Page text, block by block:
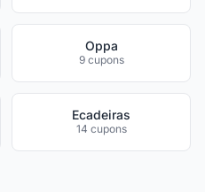
Oppa
9 cupons
Ecadeiras
14 cupons